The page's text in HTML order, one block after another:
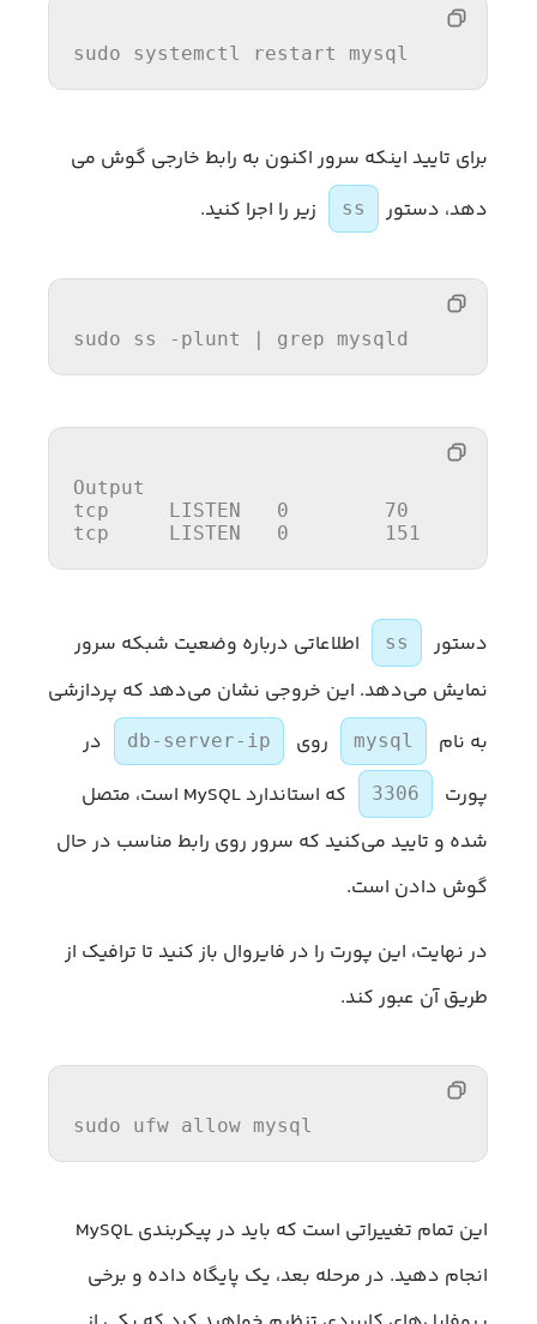
sudo systemctl restart mysql
برای تایید اینکه سرور اکنون به رابط خارجی گوش می
دهد، دستور
ss زیر را اجرا کنید.
sudo ss -plunt | grep mysqld
Output
tcp
     LISTEN
0
70
tcp
     LISTEN
0 151
دستور ss
اطلاعاتی درباره وضعیت شبکه سرور
نمایش می‌دهد. این خروجی نشان می‌دهد که پردازشی
به نام
mysql روی db-server-ip
در
پورت
3306
که استاندارد MySQL است، متصل
شده و تایید می‌کنید که سرور روی رابط مناسب در حال
گوش دادن است.
در نهایت، این پورت را در فایروال باز کنید تا ترافیک از
طریق آن عبور کند.
sudo ufw allow mysql
این تمام تغییراتی است که باید در پیکربندی MySQL
انجام دهید. در مرحله بعد، یک پایگاه داده و برخی